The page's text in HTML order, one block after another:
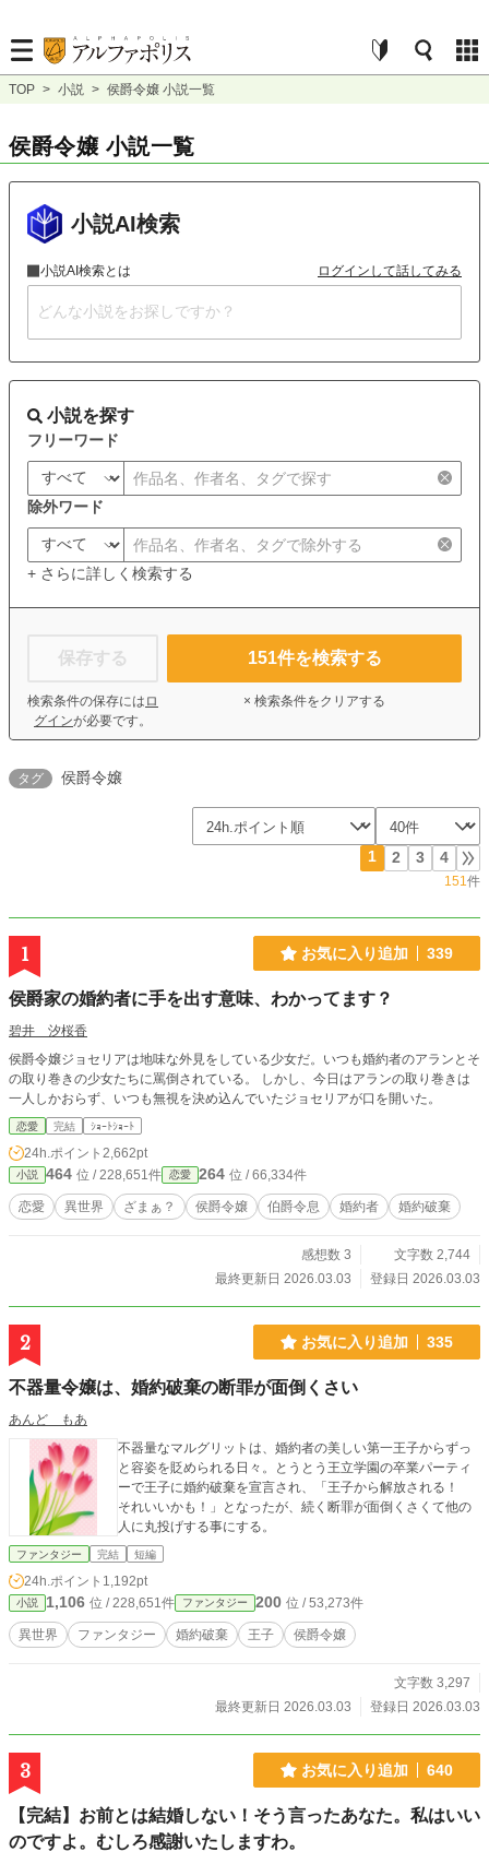
TOP > 小説 > 侯爵令嬢 小説一覧
侯爵令嬢 小説一覧
小説AI検索
小説AI検索とは ログインして話してみる
小説を探す
フリーワード
除外ワード
+ さらに詳しく検索する
保存する
検索条件の保存には ロ
グインが必要です。
151件を検索する
× 検索条件をクリアする
タグ 侯爵令嬢
1 2 3 4
151件
1 お気に入り追加 339
侯爵家の婚約者に手を出す意味、わかってます？
碧井 汐桜香
侯爵令嬢ジョセリアは地味な外見をしている少女だ。いつも婚約者のアランとそ
の取り巻きの少女たちに罵倒されている。 しかし、今日はアランの取り巻きは
一人しかおらず、いつも無視を決め込んでいたジョセリアが口を開いた。
恋愛 完結 ｼｮｰﾄｼｮｰﾄ
24h.ポイント 2,662pt
小説 464 位 / 228,651件 恋愛 264 位 / 66,334件
恋愛 異世界 ざまぁ？ 侯爵令嬢 伯爵令息 婚約者 婚約破棄
感想数 3
文字数 2,744
最終更新日 2026.03.03
登録日 2026.03.03
2 お気に入り追加 335
不器量令嬢は、婚約破棄の断罪が面倒くさい
あんど もあ
不器量なマルグリットは、婚約者の美しい第一王子からずっ
と容姿を貶められる日々。とうとう王立学園の卒業パーティ
ーで王子に婚約破棄を宣言され、「王子から解放される！
それいいかも！」となったが、続く断罪が面倒くさくて他の
人に丸投げする事にする。
ファンタジー 完結 短編
24h.ポイント 1,192pt
小説 1,106 位 / 228,651件 ファンタジー 200 位 / 53,273件
異世界 ファンタジー 婚約破棄 王子 侯爵令嬢
文字数 3,297
最終更新日 2026.03.03
登録日 2026.03.03
3 お気に入り追加 640
【完結】お前とは結婚しない！そう言ったあなた。私はいい
のですよ。むしろ感謝いたしますわ。